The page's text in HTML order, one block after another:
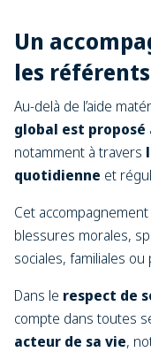
Un
les
Au-delà de l’aide
global est proposé
notamment à travers
quotidienne et
Cet
blessures morales,
sociales, familiales
Dans le respect de
compte dans toutes
acteur de sa vie,